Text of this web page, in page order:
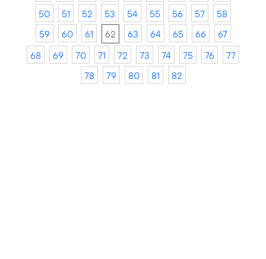
50
51 52 53 54 55 56 57
58
59
60 61 62 63 64 65 66
67
68
69 70 71 72 73 74 75 76
77
78
79 80 81 82